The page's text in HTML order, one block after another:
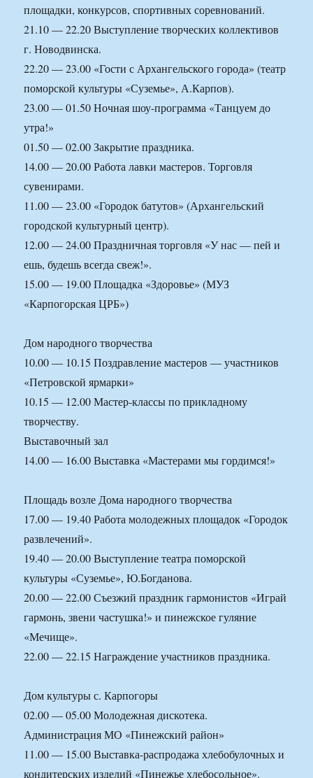
площадки, конкурсов, спортивных соревнований.
21.10 — 22.20 Выступление творческих коллективов
г. Новодвинска.
22.20 — 23.00 «Гости с Архангельского города» (театр
поморской культуры «Суземье», А.Карпов).
23.00 — 01.50 Ночная шоу-программа «Танцуем до
утра!»
01.50 — 02.00 Закрытие праздника.
14.00 — 20.00 Работа лавки мастеров. Торговля
сувенирами.
11.00 — 23.00 «Городок батутов» (Архангельский
городской культурный центр).
12.00 — 24.00 Праздничная торговля «У нас — пей и
ешь, будешь всегда свеж!».
15.00 — 19.00 Площадка «Здоровье» (МУЗ
«Карпогорская ЦРБ»)
Дом народного творчества
10.00 — 10.15 Поздравление мастеров — участников
«Петровской ярмарки»
10.15 — 12.00 Мастер-классы по прикладному
творчеству.
Выставочный зал
14.00 — 16.00 Выставка «Мастерами мы гордимся!»
Площадь возле Дома народного творчества
17.00 — 19.40 Работа молодежных площадок «Городок
развлечений».
19.40 — 20.00 Выступление театра поморской
культуры «Суземье», Ю.Богданова.
20.00 — 22.00 Съезжий праздник гармонистов «Играй
гармонь, звени частушка!» и пинежское гуляние
«Мечище».
22.00 — 22.15 Награждение участников праздника.
Дом культуры с. Карпогоры
02.00 — 05.00 Молодежная дискотека.
Администрация МО «Пинежский район»
11.00 — 15.00 Выставка-распродажа хлебобулочных и
кондитерских изделий «Пинежье хлебосольное».